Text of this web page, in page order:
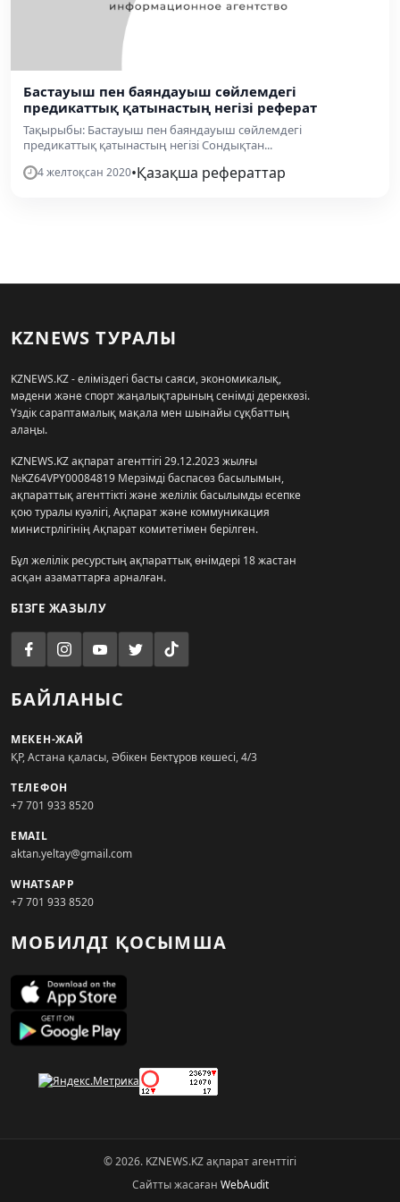
Бастауыш пен баяндауыш сөйлемдегі
предикаттық қатынастың негізі реферат
Тақырыбы: Бастауыш пен баяндауыш сөйлемдегі
предикаттық қатынастың негізі Сондықтан...
4 желтоқсан 2020•Қазақша рефераттар
KZNEWS ТУРАЛЫ
KZNEWS.KZ - еліміздегі басты саяси, экономикалық,
мәдени және спорт жаңалықтарының сенімді дереккөзі.
Үздік сараптамалық мақала мен шынайы сұқбаттың
алаңы.
KZNEWS.KZ ақпарат агенттігі 29.12.2023 жылғы
№KZ64VPY00084819 Мерзімді баспасөз басылымын,
ақпараттық агенттікті және желілік басылымды есепке
қою туралы куәлігі, Ақпарат және коммуникация
министрлігінің Ақпарат комитетімен берілген.
Бұл желілік ресурстың ақпараттық өнімдері 18 жастан
асқан азаматтарға арналған.
БІЗГЕ ЖАЗЫЛУ
БАЙЛАНЫС
МЕКЕН-ЖАЙ
ҚР, Астана қаласы, Әбікен Бектұров көшесі, 4/3
ТЕЛЕФОН
+7 701 933 8520
EMAIL
aktan.yeltay@gmail.com
WHATSAPP
+7 701 933 8520
МОБИЛДІ ҚОСЫМША
© 2026. KZNEWS.KZ ақпарат агенттігі
Сайтты жасаған WebAudit